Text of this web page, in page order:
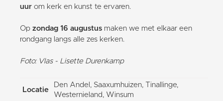
uur om kerk en kunst te ervaren.
Op zondag 16 augustus maken we met elkaar een
rondgang langs alle zes kerken.
Foto: Vlas - Lisette Durenkamp
Locatie
Den Andel, Saaxumhuizen, Tinallinge,
Westernieland, Winsum